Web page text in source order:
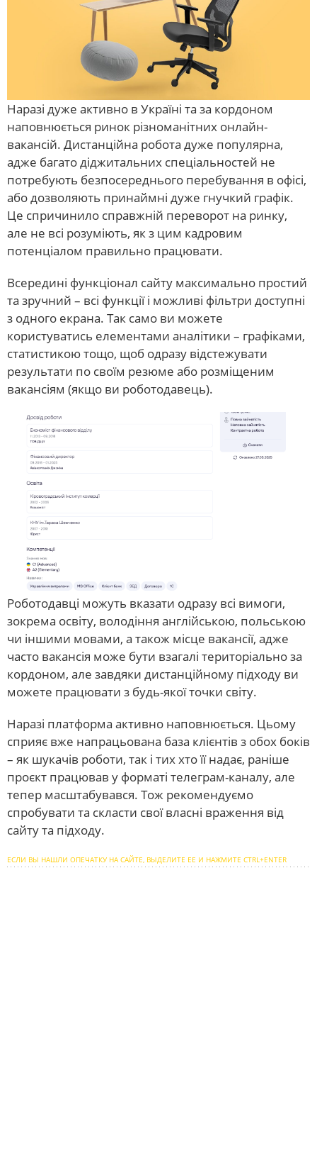
Наразі дуже активно в Україні та за кордоном
наповнюється ринок різноманітних онлайн-
вакансій. Дистанційна робота дуже популярна,
адже багато діджитальних спеціальностей не
потребують безпосереднього перебування в офісі,
або дозволяють принаймні дуже гнучкий графік.
Це спричинило справжній переворот на ринку,
але не всі розуміють, як з цим кадровим
потенціалом правильно працювати.
Всередині функціонал сайту максимально простий
та зручний – всі функції і можливі фільтри доступні
з одного екрана. Так само ви можете
користуватись елементами аналітики – графіками,
статистикою тощо, щоб одразу відстежувати
результати по своїм резюме або розміщеним
вакансіям (якщо ви роботодавець).
Роботодавці можуть вказати одразу всі вимоги,
зокрема освіту, володіння англійською, польською
чи іншими мовами, а також місце вакансії, адже
часто вакансія може бути взагалі територіально за
кордоном, але завдяки дистанційному підходу ви
можете працювати з будь-якої точки світу.
Наразі платформа активно наповнюється. Цьому
сприяє вже напрацьована база клієнтів з обох боків
– як шукачів роботи, так і тих хто її надає, раніше
проєкт працював у форматі телеграм-каналу, але
тепер масштабувався. Тож рекомендуємо
спробувати та скласти свої власні враження від
сайту та підходу.
ЕСЛИ ВЫ НАШЛИ ОПЕЧАТКУ НА САЙТЕ, ВЫДЕЛИТЕ ЕЕ И НАЖМИТЕ CTRL+ENTER